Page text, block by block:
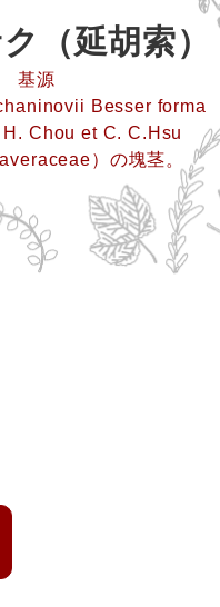
（延胡索）
基源
Besser forma
Chou et C. C.Hsu
）の塊茎。